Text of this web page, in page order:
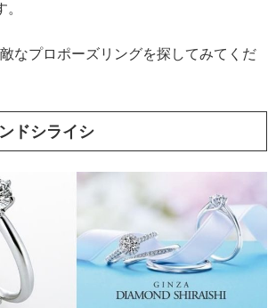
なプロポーズリングを探してみてくだ
ドシライシ